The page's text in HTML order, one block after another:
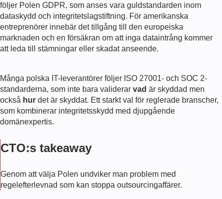
följer Polen GDPR, som anses vara guldstandarden inom
dataskydd och integritetslagstiftning. För amerikanska
entreprenörer innebär det tillgång till den europeiska
marknaden och en försäkran om att inga dataintrång kommer
att leda till stämningar eller skadat anseende.
Många polska IT-leverantörer följer ISO 27001- och SOC 2-
standarderna, som inte bara validerar vad är skyddad men
också hur det är skyddat. Ett starkt val för reglerade branscher,
som kombinerar integritetsskydd med djupgående
domänexpertis.
CTO:s takeaway
Genom att välja Polen undviker man problem med
regelefterlevnad som kan stoppa outsourcingaffärer.